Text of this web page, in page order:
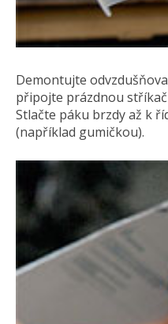
Demontujte
připojte prázdnou
Stlačte páku brzdy až k
(například gumičkou).